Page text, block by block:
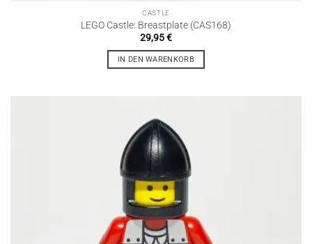
CASTLE
LEGO Castle: Breastplate (CAS168)
29,95€
IN DEN WARENKORB